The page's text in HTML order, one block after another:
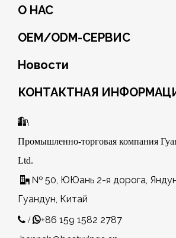
О НАС
OEM/ODM-СЕРВИС
Новости
КОНТАКТНАЯ

Промышленно-торговая компания
Ltd.
 № 50, ЮЮань 2-я дорога,
Гуандун, Китай
 / +86 159 1582 2787